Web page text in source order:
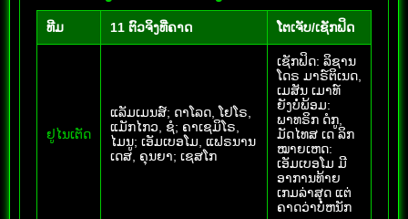
ທີມ 11 ຕົວຈິງທີ່ຄາດ ໂຕເຈັບ/ເຊັກຟິດ
ຢູໄນເຕັດ
ແລັມເມນສ໌; ດາໂລດ, ໂຢໂຣ,
ແມັກໄກວ, ຊໍ; ຄາເຊມິໂຣ,
ໄມນູ; ເອັມເບອໂມ, ແຟຣນານ
ເດສ, ຄຸນຍາ; ເຊສໂກ
ເຊັກຟິດ: ລິຊານ
ໂດຣ ມາຣ໌ຕິເນດ,
ເມສັນ ເມາທ໌
ຍັງບໍ່ພ້ອມ:
ພາທຣິກ ດໍກູ,
ມັດໄທສ ເດ ລິກ
ໝາຍເຫດ:
ເອັມເບອໂມ ມີ
ອາການທ້າຍ
ເກມລ່າສຸດ ແຕ່
ຄາດວ່າບໍ່ຫນັກ